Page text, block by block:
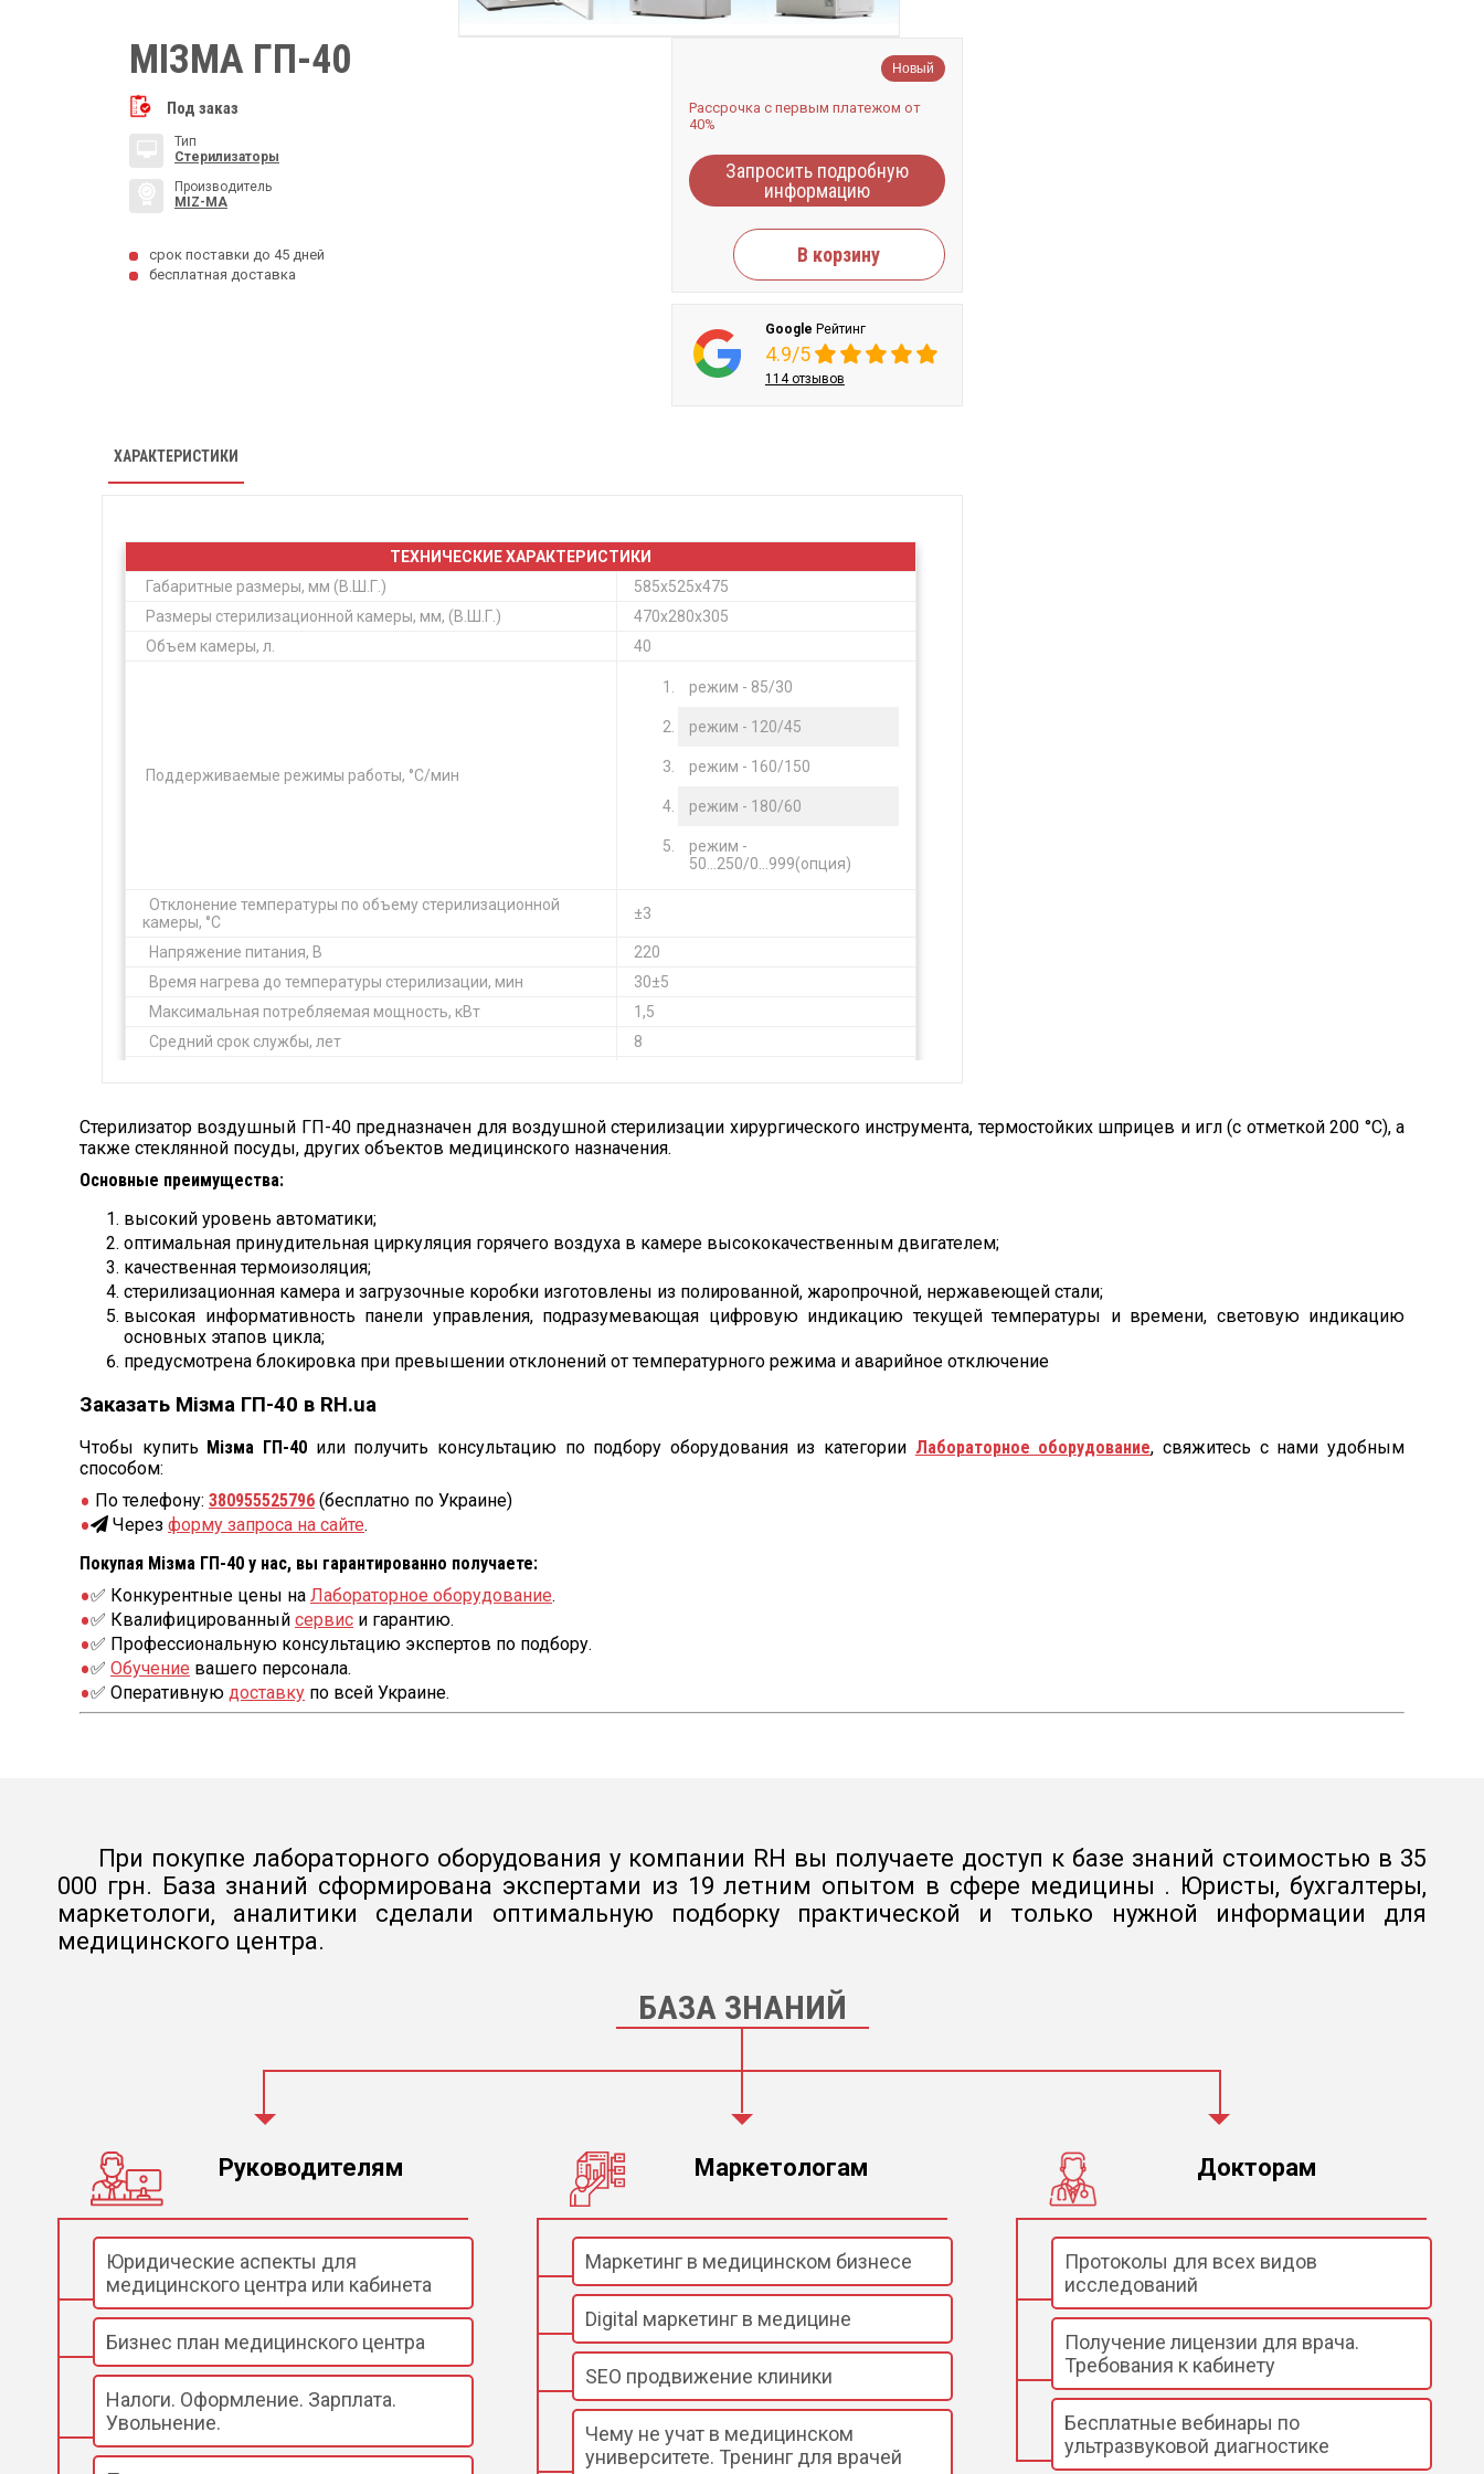
МІЗМА ГП-40
Под заказ
Тип
Стерилизаторы
Производитель
MIZ-MA
срок поставки до 45 дней
бесплатная доставка
Новый
Рассрочка с первым платежом от
40%
Запросить подробную
информацию
В корзину
Google Рейтинг
4.9/5
114 отзывов
ХАРАКТЕРИСТИКИ
ТЕХНИЧЕСКИЕ ХАРАКТЕРИСТИКИ
Габаритные размеры, мм (В.Ш.Г.)
585х525х475
Размеры стерилизационной камеры, мм, (В.Ш.Г.)
470х280х305
Объем камеры, л.
40
Поддерживаемые режимы работы, °С/мин
режим - 85/30
режим - 120/45
режим - 160/150
режим - 180/60
режим -
50...250/0...999(опция)
Отклонение температуры по объему стерилизационной
камеры, °С
±3
Напряжение питания, В
220
Время нагрева до температуры стерилизации, мин
30±5
Максимальная потребляемая мощность, кВт
1,5
Средний срок службы, лет
8
Стерилизатор воздушный ГП-40 предназначен для воздушной стерилизации хирургического инструмента, термостойких шприцев и игл (с отметкой 200 °С), а
также стеклянной посуды, других объектов медицинского назначения.
Основные преимущества:
высокий уровень автоматики;
оптимальная принудительная циркуляция горячего воздуха в камере высококачественным двигателем;
качественная термоизоляция;
стерилизационная камера и загрузочные коробки изготовлены из полированной, жаропрочной, нержавеющей стали;
высокая информативность панели управления, подразумевающая цифровую индикацию текущей температуры и времени, световую индикацию
основных этапов цикла;
предусмотрена блокировка при превышении отклонений от температурного режима и аварийное отключение
Заказать Мізма ГП-40 в RH.ua
Чтобы купить Мізма ГП-40или получить консультацию по подбору оборудования из категории Лабораторное оборудование, свяжитесь с нами удобным
способом:
По телефону: 380955525796 (бесплатно по Украине)
Через форму запроса на сайте.
Покупая Мізма ГП-40 у нас, вы гарантированно получаете:
✅ Конкурентные цены на Лабораторное оборудование.
✅ Квалифицированный сервис и гарантию.
✅ Профессиональную консультацию экспертов по подбору.
✅ Обучение вашего персонала.
✅ Оперативную доставку по всей Украине.
При покупке лабораторного оборудования у компании RH вы получаете доступ к базе знаний стоимостью в 35
000 грн. База знаний сформирована экспертами из 19 летним опытом в сфере медицины . Юристы, бухгалтеры,
маркетологи, аналитики сделали оптимальную подборку практической и только нужной информации для
медицинского центра.
БАЗА ЗНАНИЙ
Руководителям
Юридические аспекты для
медицинского центра или кабинета
Бизнес план медицинского центра
Налоги. Оформление. Зарплата.
Увольнение.
Маркетологам
Маркетинг в медицинском бизнесе
Digital маркетинг в медицине
SEO продвижение клиники
Чему не учат в медицинском
университете. Тренинг для врачей
Докторам
Протоколы для всех видов
исследований
Получение лицензии для врача.
Требования к кабинету
Бесплатные вебинары по
ультразвуковой диагностике